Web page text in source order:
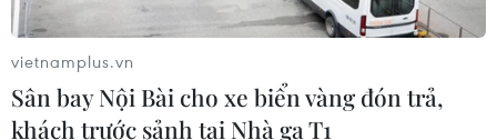
quốc tế về lộ trình hòa bình 15 điểm ở
Dải Gaza
01/08/2026 11:52
vietnamplus.vn
Sân bay Nội Bài cho xe biển vàng đón trả,
khách trước sảnh tại Nhà ga T1